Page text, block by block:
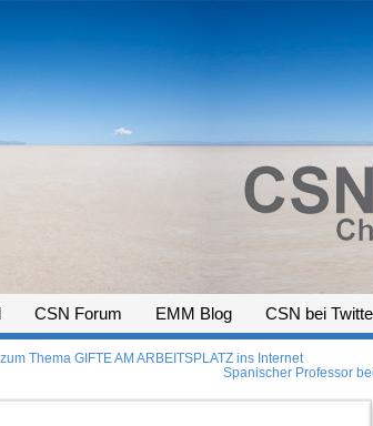
CSN Forum EMM Blog CSN bei
Thema GIFTE AM ARBEITSPLATZ ins Internet
Spanischer Professor